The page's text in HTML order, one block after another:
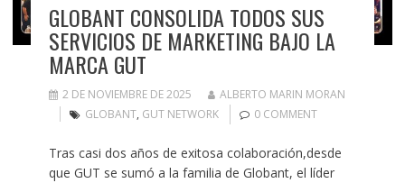
GLOBANT CONSOLIDA TODOS SUS
SERVICIOS DE MARKETING BAJO LA
MARCA GUT
2 DE NOVIEMBRE DE 2025
ALBERTO MARIN MORAN
GLOBANT, GUT NETWORK 0 COMMENT
Tras casi dos años de exitosa colaboración,desde
que GUT se sumó a la familia de Globant, el líder